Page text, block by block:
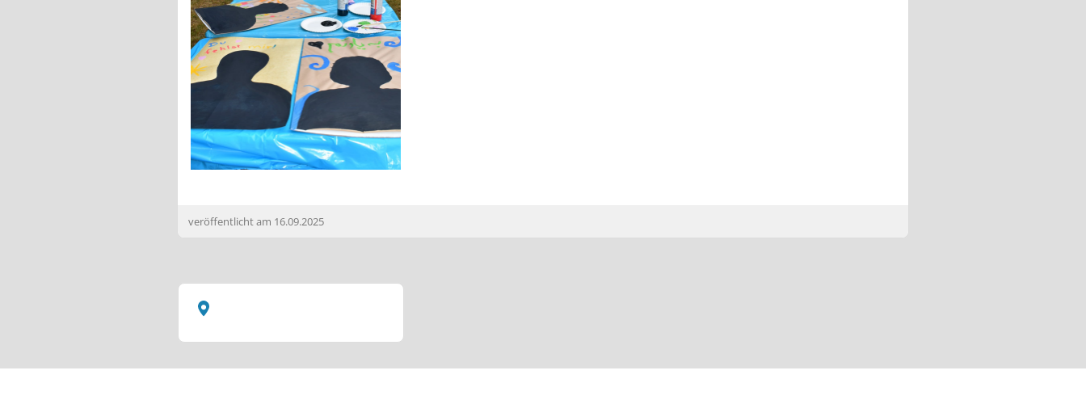
veröffentlicht am 16.09.2025